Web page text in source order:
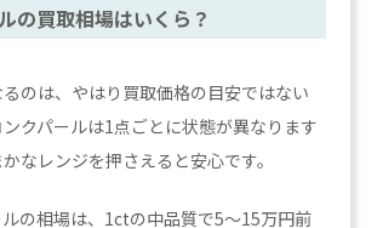
の買取相場はいくら？
のは、やはり買取価格の目安ではない
クパールは1点ごとに状態が異なります
なレンジを押さえると安心です。
の相場は、1ctの中品質で5〜15万円前